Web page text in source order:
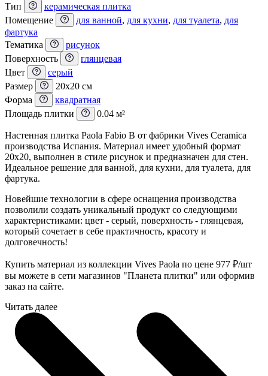
Тип
керамическая плитка
Помещение
для ванной, для кухни, для туалета, для
фартука
Тематика
рисунок
Поверхность
глянцевая
Цвет
серый
Размер
20x20 см
Форма
квадратная
Площадь плитки
0.04 м²
Настенная плитка Paola Fabio B от фабрики Vives Ceramica
производства Испания. Материал имеет удобный формат
20x20, выполнен в стиле рисунок и предназначен для стен.
Идеальное решение для ванной, для кухни, для туалета, для
фартука.
Новейшие технологии в сфере оснащения производства
позволили создать уникальный продукт со следующими
характеристиками: цвет - серый, поверхность - глянцевая,
который сочетает в себе практичность, красоту и
долговечность!
Купить материал из коллекции Vives Paola по цене 977 ₽/шт
вы можете в сети магазинов "Планета плитки" или оформив
заказ на сайте.
Читать далее